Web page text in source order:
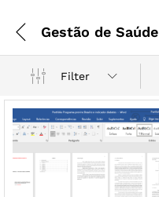
Filter